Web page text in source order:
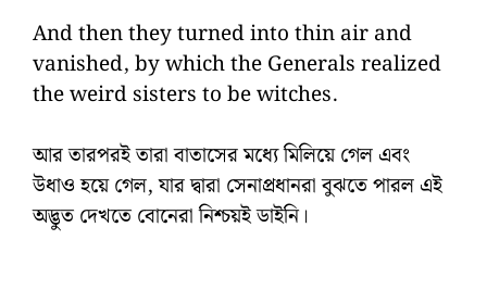
And then they turned into thin air and
vanished, by which the Generals realized
the weird sisters to be witches.
আর তারপরই তারা বাতাসের মধ্যে মিলিয়ে গেল এবং
উধাও হয়ে গেল, যার দ্বারা সেনাপ্রধানরা বুঝতে পারল এই
অদ্ভুত দেখতে বোনেরা নিশ্চয়ই ডাইনি।